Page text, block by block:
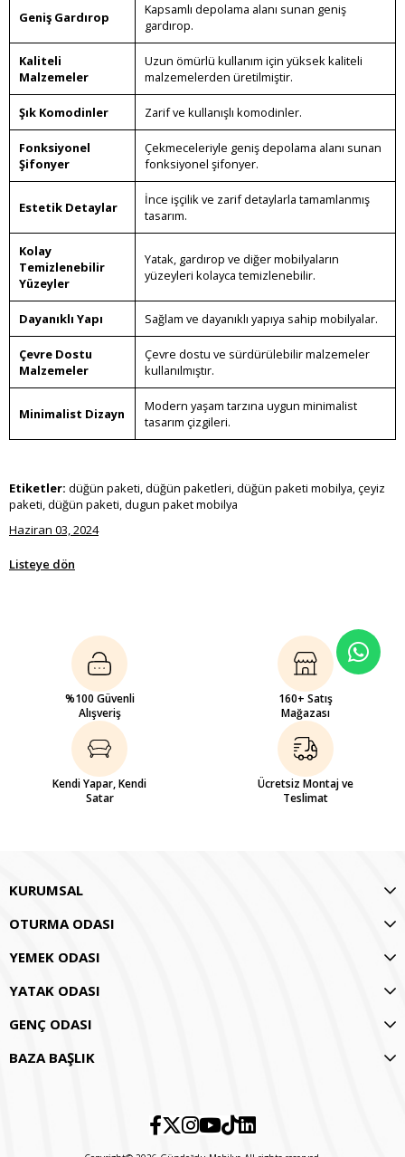
Geniş Gardırop
Kapsamlı depolama alanı sunan geniş
gardırop.
Kaliteli
Malzemeler
Uzun ömürlü kullanım için yüksek kaliteli
malzemelerden üretilmiştir.
Şık Komodinler Zarif ve kullanışlı komodinler.
Fonksiyonel
Şifonyer
Çekmeceleriyle geniş depolama alanı sunan
fonksiyonel şifonyer.
Estetik Detaylar
İnce işçilik ve zarif detaylarla tamamlanmış
tasarım.
Kolay
Temizlenebilir
Yüzeyler
Yatak, gardırop ve diğer mobilyaların
yüzeyleri kolayca temizlenebilir.
Dayanıklı Yapı Sağlam ve dayanıklı yapıya sahip mobilyalar.
Çevre Dostu
Malzemeler
Çevre dostu ve sürdürülebilir malzemeler
kullanılmıştır.
Minimalist Dizayn
Modern yaşam tarzına uygun minimalist
tasarım çizgileri.
Etiketler: düğün paketi, düğün paketleri, düğün paketi mobilya, çeyiz
paketi, düğün paketi, dugun paket mobilya
Haziran 03, 2024
Listeye dön
%100 Güvenli
Alışveriş
160+ Satış
Mağazası
Kendi Yapar, Kendi
Satar
Ücretsiz Montaj ve
Teslimat
KURUMSAL
OTURMA ODASI
YEMEK ODASI
YATAK ODASI
GENÇ ODASI
BAZA BAŞLIK